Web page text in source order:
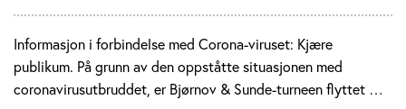
Informasjon i forbindelse med Corona-viruset: Kjære
publikum. På grunn av den oppståtte situasjonen med
coronavirusutbruddet, er Bjørnov & Sunde-turneen flyttet …